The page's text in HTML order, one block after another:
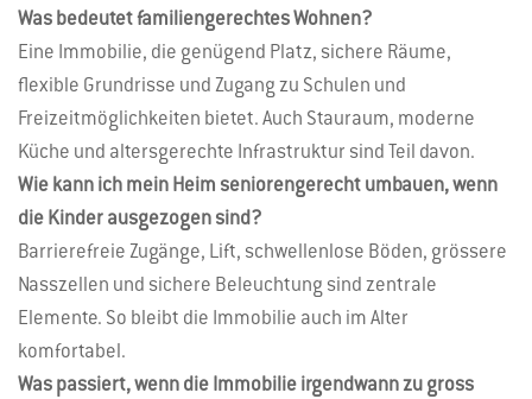
Was bedeutet familiengerechtes Wohnen?
Eine Immobilie, die genügend Platz, sichere Räume,
flexible Grundrisse und Zugang zu Schulen und
Freizeitmöglichkeiten bietet. Auch Stauraum, moderne
Küche und altersgerechte Infrastruktur sind Teil davon.
Wie kann ich mein Heim seniorengerecht umbauen, wenn
die Kinder ausgezogen sind?
Barrierefreie Zugänge, Lift, schwellenlose Böden, grössere
Nasszellen und sichere Beleuchtung sind zentrale
Elemente. So bleibt die Immobilie auch im Alter
komfortabel.
Was passiert, wenn die Immobilie irgendwann zu gross